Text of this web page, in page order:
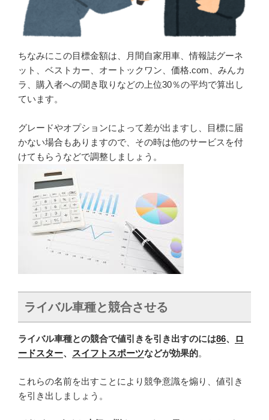
ちなみにこの目標金額は、月間自家用車、情報誌グーネ
ット、ベストカー、オートックワン、価格.com、みんカ
ラ、購入者への聞き取りなどの上位30％の平均で算出し
ています。
グレードやオプションによって差が出ますし、目標に届
かない場合もありますので、その時は他のサービスを付
けてもらうなどで調整しましょう。
ライバル車種と競合させる
ライバル車種との競合で値引きを引き出すのには86、
ロ
ードスター、 スイフトスポーツなどが効果的。
これらの名前を出すことにより競争意識を煽り、値引き
を引き出しましょう。